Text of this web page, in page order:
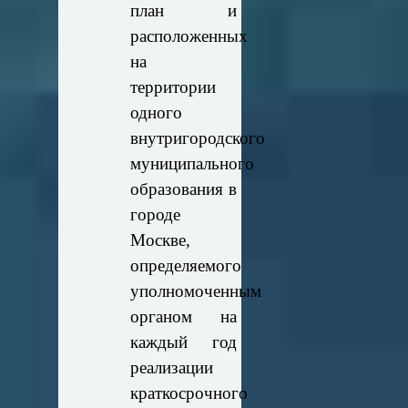
план и
расположенных
на
территории
одного
внутригородского
муниципального
образования в
городе
Москве,
определяемого
уполномоченным
органом на
каждый год
реализации
краткосрочного